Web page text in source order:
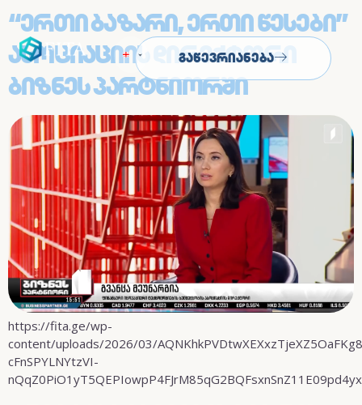
Გაწევრიანება
“ერთი Ბაზარი, Ერთი Წესები”
Ასოციაციის Დირექტორი
Ბიზნეს Პარტნიორში
https://fita.ge/wp-
content/uploads/2026/03/
cFnSPYLNYtzVI-